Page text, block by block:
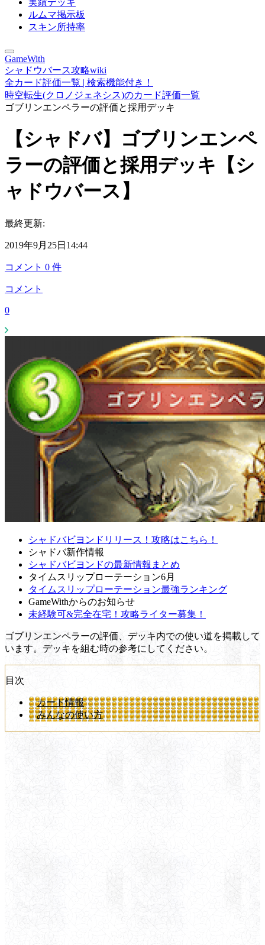
実績デッキ
ルムマ掲示板
スキン所持率
GameWith
シャドウバース攻略wiki
全カード評価一覧 | 検索機能付き！
時空転生(クロノジェネシス)のカード評価一覧
ゴブリンエンペラーの評価と採用デッキ
【シャドバ】ゴブリンエンペ
ラーの評価と採用デッキ【シ
ャドウバース】
最終更新:
2019年9月25日14:44
コメント 0 件
コメント
0
シャドバビヨンドリリース！攻略はこちら！
シャドバ新作情報
シャドバビヨンドの最新情報まとめ
タイムスリップローテーション6月
タイムスリップローテーション最強ランキング
GameWithからのお知らせ
未経験可&完全在宅！攻略ライター募集！
ゴブリンエンペラーの評価、デッキ内での使い道を掲載して
います。デッキを組む時の参考にしてください。
目次
カード情報
みんなの使い方